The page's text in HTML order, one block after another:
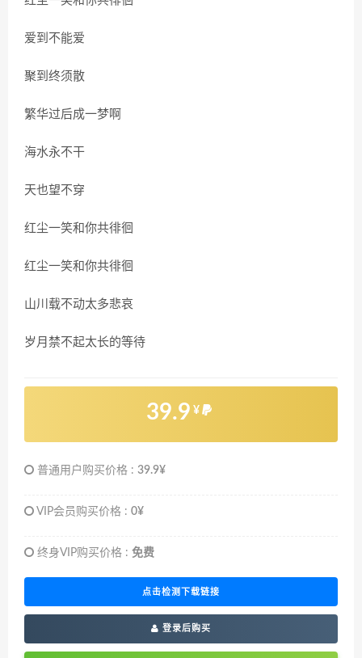
爱到不能爱
聚到终须散
繁华过后成一梦啊
海水永不干
天也望不穿
红尘一笑和你共徘徊
红尘一笑和你共徘徊
山川载不动太多悲哀
岁月禁不起太长的等待
39.9 ¥
普通用户购买价格 : 39.9¥
VIP会员购买价格 : 0¥
终身VIP购买价格 : 免费
点击检测下载链接
登录后购买